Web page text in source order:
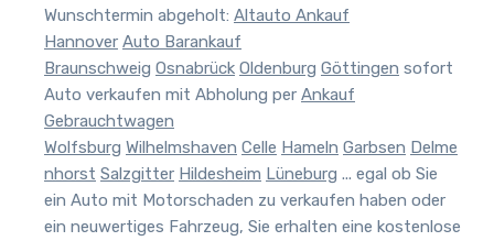
Wunschtermin abgeholt: Altauto Ankauf
Hannover Auto Barankauf
Braunschweig Osnabrück Oldenburg Göttingen sofort
Auto verkaufen mit Abholung per Ankauf
Gebrauchtwagen
Wolfsburg Wilhelmshaven Celle Hameln Garbsen Delme
nhorst Salzgitter Hildesheim Lüneburg ... egal ob Sie
ein Auto mit Motorschaden zu verkaufen haben oder
ein neuwertiges Fahrzeug, Sie erhalten eine kostenlose